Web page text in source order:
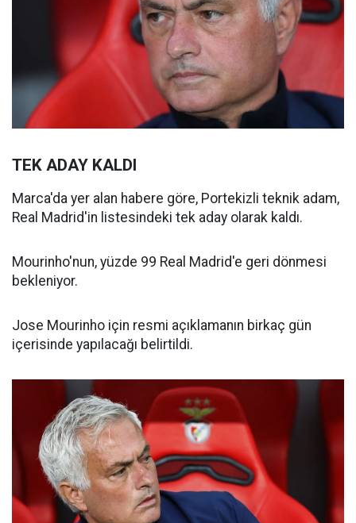
TEK ADAY KALDI
Marca'da yer alan habere göre, Portekizli teknik adam,
Real Madrid'in listesindeki tek aday olarak kaldı.
Mourinho'nun, yüzde 99 Real Madrid'e geri dönmesi
bekleniyor.
Jose Mourinho için resmi açıklamanın birkaç gün
içerisinde yapılacağı belirtildi.